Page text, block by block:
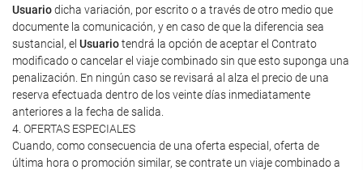
Usuariodicha variación, por escrito o a través de otro medio que
documente la comunicación, y en caso de que la diferencia sea
sustancial, el Usuariotendrá la opción de aceptar el Contrato
modificado o cancelar el viaje combinado sin que esto suponga una
penalización. En ningún caso se revisará al alza el precio de una
reserva efectuada dentro de los veinte días inmediatamente
anteriores a la fecha de salida.
4. OFERTAS ESPECIALES
Cuando, como consecuencia de una oferta especial, oferta de
última hora o promoción similar, se contrate un viaje combinado a